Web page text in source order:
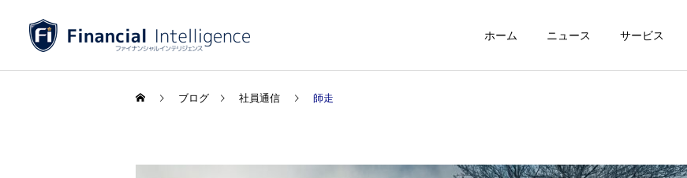
ホーム ニュース サービス
ブログ 社員通信 師走